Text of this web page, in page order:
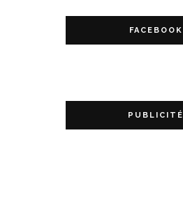
FACEBOOK
PUBLICITÉ